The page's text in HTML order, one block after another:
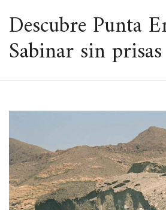
Descubre Punta
Sabinar sin prisas